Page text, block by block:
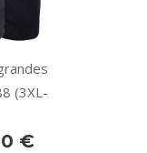
(3XL-
€